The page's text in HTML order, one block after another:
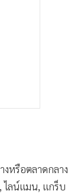
งหรือตลาดกลาง
ไลน์แมน, แกร็บ